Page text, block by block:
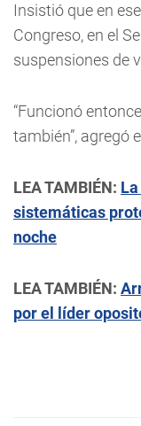
Insistió que en
Congreso, en el
suspensiones de
“Funcionó
también”, agregó
LEA TAMBIÉN:
sistemáticas
noche
LEA TAMBIÉN:
por el líder